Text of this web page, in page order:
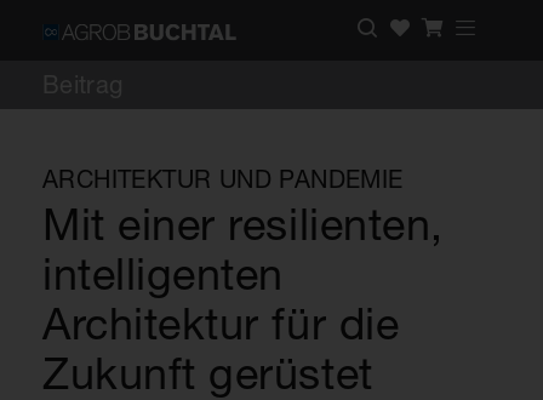
Beitrag
ARCHITEKTUR UND PANDEMIE
Mit einer resilienten,
intelligenten
Architektur für die
Zukunft gerüstet